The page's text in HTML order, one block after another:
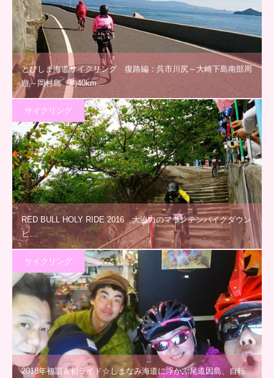
とびしま海道サイクリング 復路編：呉市川尻～大崎下島南部周
遊～岡村島 約40km…
サイクリング
RED BULL HOLY RIDE 2016 大迫力のマウンテンバイクダウン
ヒ…
サイクリング
2018年初詣＆初ライド☆しまなみ海道に浮かぶ尾道因島、自転